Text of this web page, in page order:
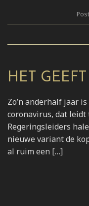
HET
Zo’n anderhalf jaar
coronavirus, dat leidt
Regeringsleiders
nieuwe variant de
al ruim een […]